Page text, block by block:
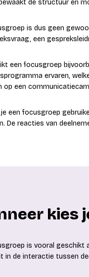
de structuur en
is dus geen
een
een focusgroep
ervaren,
op een
je een focusgroep
De reacties van
kies
is vooral geschikt
in de interactie tussen